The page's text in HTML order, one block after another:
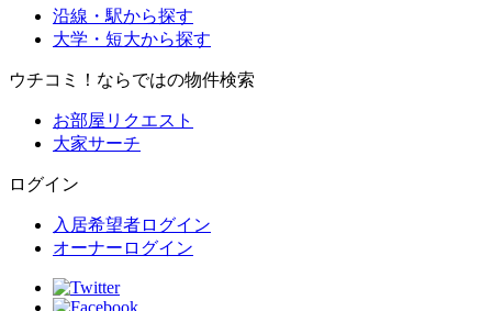
沿線・駅から探す
大学・短大から探す
ウチコミ！ならではの物件検索
お部屋リクエスト
大家サーチ
ログイン
入居希望者ログイン
オーナーログイン